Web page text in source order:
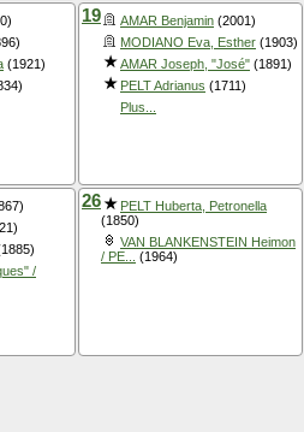
(1921)
19 AMAR Benjamin (2001)
MODIANO Eva, Esther (1903)
AMAR Joseph, "José" (1891)
PELT Adrianus (1711)
Plus...
/
26
PELT Huberta, Petronella
(1850)
VAN BLANKENSTEIN Heimon
/ PE...
(1964)